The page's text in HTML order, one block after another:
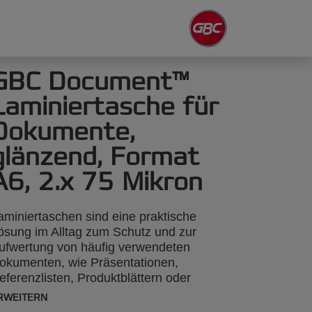
Document™
für
Format
2.x 75 Mikron
sind eine praktische
im Alltag zum Schutz und zur
von häufig verwendeten
wie Präsentationen,
Produktblättern oder
2 x 75 Mikron, glänzend, Format